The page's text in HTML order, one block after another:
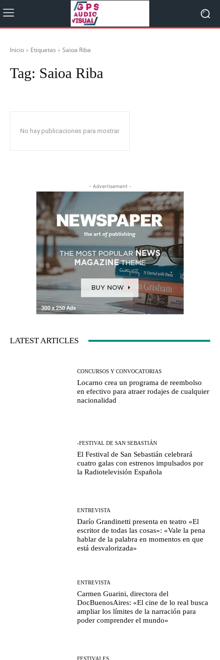
Inicio Etiquetas Saioa Riba
Tag: Saioa Riba
No hay publicaciones para mostrar
- Advertisement -
LATEST ARTICLES
CONCURSOS Y CONVOCATORIAS
Locarno crea un programa de reembolso
en efectivo para atraer rodajes de cualquier
nacionalidad
-FESTIVAL DE SAN SEBASTIÁN
El Festival de San Sebastián celebrará
cuatro galas con estrenos impulsados por
la Radiotelevisión Española
ENTREVISTA
Darío Grandinetti presenta en teatro «El
escritor de todas las cosas»: «Vale la pena
hablar de la palabra en momentos en que
está desvalorizada»
ENTREVISTA
Carmen Guarini, directora del
DocBuenosAires: «El cine de lo real busca
ampliar los límites de la narración para
poder comprender el mundo»
FESTIVALES